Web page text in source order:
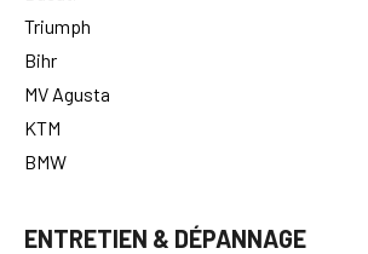
Triumph
Bihr
MV Agusta
KTM
BMW
ENTRETIEN & DÉPANNAGE